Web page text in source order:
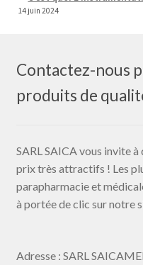
14 juin 2024
Contactez-nous
produits de
SARL SAICA vous invite
prix très attractifs ! Les
parapharmacie et
à portée de clic sur notre
Adresse : SARL